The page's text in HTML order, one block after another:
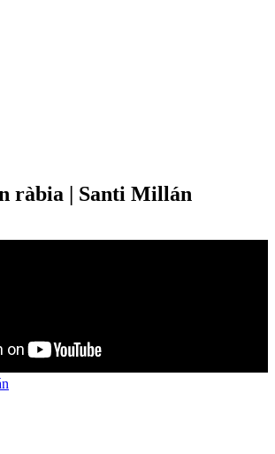
ràbia | Santi Millán